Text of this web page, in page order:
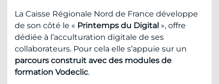
La Caisse Régionale Nord de France développe
de son côté le « Printemps du Digital », offre
dédiée à l’acculturation digitale de ses
collaborateurs. Pour cela elle s’appuie sur un
parcours construit avec des modules de
formation Vodeclic.